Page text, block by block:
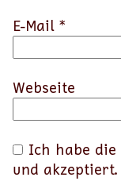
E-Mail *
Webseite
Ich habe die
und akzeptiert.